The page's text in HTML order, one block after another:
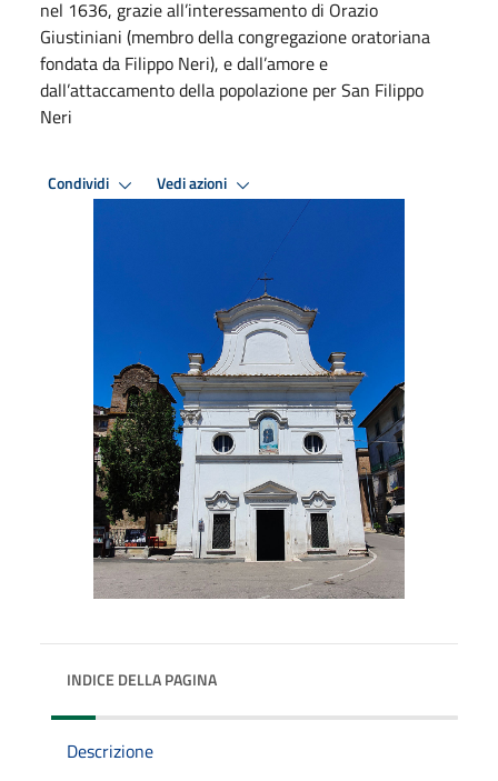
nel 1636, grazie all’interessamento di Orazio
Giustiniani (membro della congregazione oratoriana
fondata da Filippo Neri), e dall’amore e
dall’attaccamento della popolazione per San Filippo
Neri
Condividi Vedi azioni
INDICE DELLA PAGINA
Descrizione